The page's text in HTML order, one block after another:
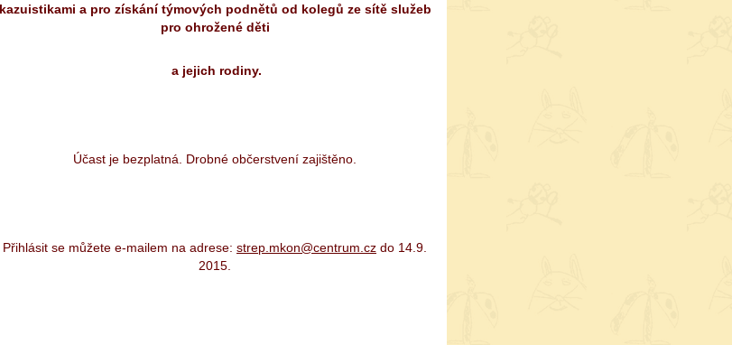
kazuistikami a pro získání týmových podnětů od kolegů ze sítě služeb
pro ohrožené děti
a jejich rodiny.
Účast je bezplatná. Drobné občerstvení zajištěno.
Přihlásit se můžete e-mailem na adrese: strep.mkon@centrum.cz do 14.9.
2015.